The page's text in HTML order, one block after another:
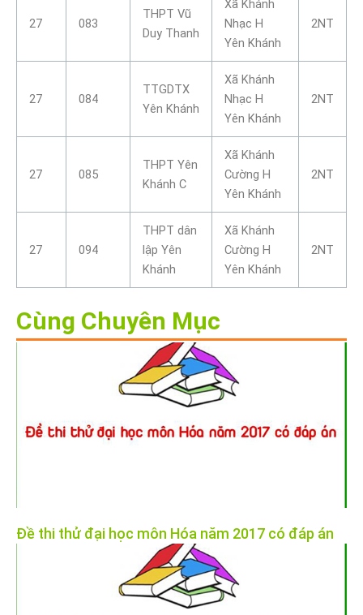
27 083
THPT Vũ
Duy Thanh
Xã Khánh
Nhạc H
Yên Khánh
2NT
27 084
TTGDTX
Yên Khánh
Xã Khánh
Nhạc H
Yên Khánh
2NT
27 085
THPT Yên
Khánh C
Xã Khánh
Cường H
Yên Khánh
2NT
27 094
THPT dân
lập Yên
Khánh
Xã Khánh
Cường H
Yên Khánh
2NT
Cùng Chuyên Mục
Đề thi thử đại học môn Hóa năm 2017 có đáp án